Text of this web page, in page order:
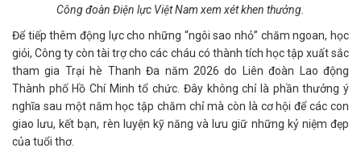
Công đoàn Điện lực Việt Nam xem xét khen thưởng.
Để tiếp thêm động lực cho những “ngôi sao nhỏ” chăm ngoan, học
giỏi, Công ty còn tài trợ cho các cháu có thành tích học tập xuất sắc
tham gia Trại hè Thanh Đa năm 2026 do Liên đoàn Lao động
Thành phố Hồ Chí Minh tổ chức. Đây không chỉ là phần thưởng ý
nghĩa sau một năm học tập chăm chỉ mà còn là cơ hội để các con
giao lưu, kết bạn, rèn luyện kỹ năng và lưu giữ những kỷ niệm đẹp
của tuổi thơ.